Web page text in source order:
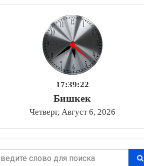
17:39:23
Бишкек
Четверг, Август 6, 2026